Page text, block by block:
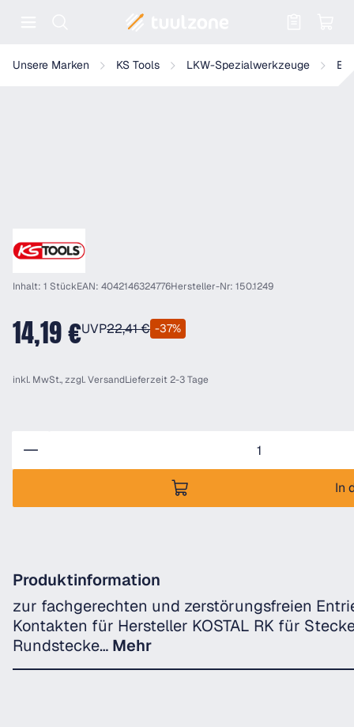
Unsere Marken KS Tools LKW-Spezialwerkzeuge
KS Tools Entriegelungswerkzeug für Rundstecker-
Inhalt: 1 StückEAN: 4042146324776Hersteller-Nr: 150.1249
14,19 €UVP22,41 € -37%
inkl. MwSt., zzgl.VersandLieferzeit 2-3 Tage
In
Produktinformation
zur fachgerechten und zerstörungsfreien
Kontakten für Hersteller KOSTAL RK für
Rundstecke… Mehr